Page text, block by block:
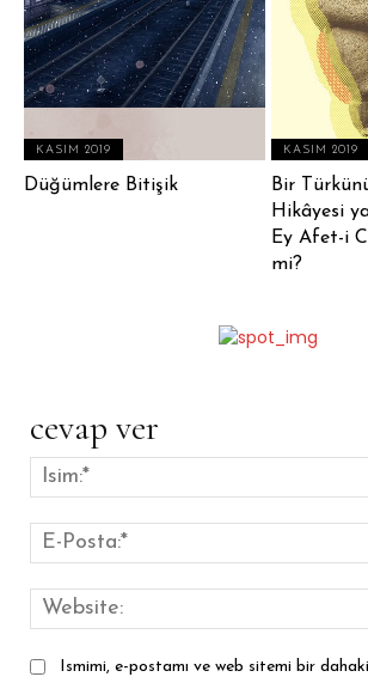
KASIM 2019
Düğümlere Bitişik
KASIM 2019
Bir
Hikâyesi
Ey Afet-i
mi?
cevap ver
Ismimi, e-postamı ve web sitemi bir